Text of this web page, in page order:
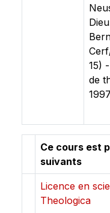
15)
de
Ce cours est
suivants
Licence en
Theologica